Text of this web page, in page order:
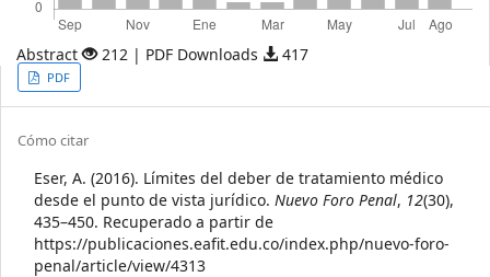
Abstract 212 | PDF Downloads 417
Article
Sidebar
PDF
Article
Details
Cómo citar
Eser, A. (2016). Límites del deber de tratamiento médico
desde el punto de vista jurídico. Nuevo Foro Penal, 12(30),
435–450. Recuperado a partir de
https://publicaciones.eafit.edu.co/index.php/nuevo-foro-
penal/article/view/4313